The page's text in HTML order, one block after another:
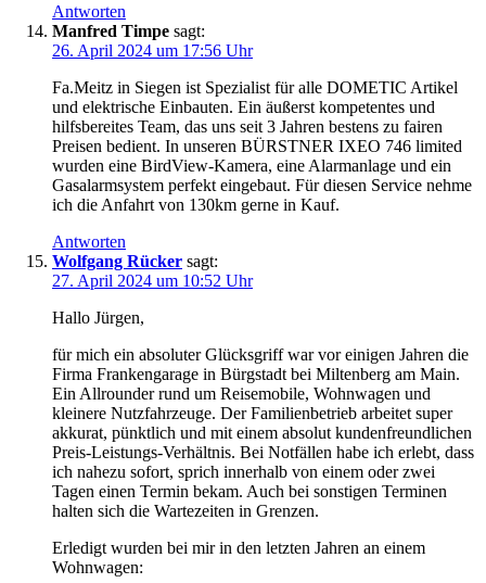
Antworten
Manfred Timpe sagt:
26. April 2024 um 17:56 Uhr
Fa.Meitz in Siegen ist Spezialist für alle DOMETIC Artikel
und elektrische Einbauten. Ein äußerst kompetentes und
hilfsbereites Team, das uns seit 3 Jahren bestens zu fairen
Preisen bedient. In unseren BÜRSTNER IXEO 746 limited
wurden eine BirdView-Kamera, eine Alarmanlage und ein
Gasalarmsystem perfekt eingebaut. Für diesen Service nehme
ich die Anfahrt von 130km gerne in Kauf.
Antworten
Wolfgang Rücker sagt:
27. April 2024 um 10:52 Uhr
Hallo Jürgen,
für mich ein absoluter Glücksgriff war vor einigen Jahren die
Firma Frankengarage in Bürgstadt bei Miltenberg am Main.
Ein Allrounder rund um Reisemobile, Wohnwagen und
kleinere Nutzfahrzeuge. Der Familienbetrieb arbeitet super
akkurat, pünktlich und mit einem absolut kundenfreundlichen
Preis-Leistungs-Verhältnis. Bei Notfällen habe ich erlebt, dass
ich nahezu sofort, sprich innerhalb von einem oder zwei
Tagen einen Termin bekam. Auch bei sonstigen Terminen
halten sich die Wartezeiten in Grenzen.
Erledigt wurden bei mir in den letzten Jahren an einem
Wohnwagen: